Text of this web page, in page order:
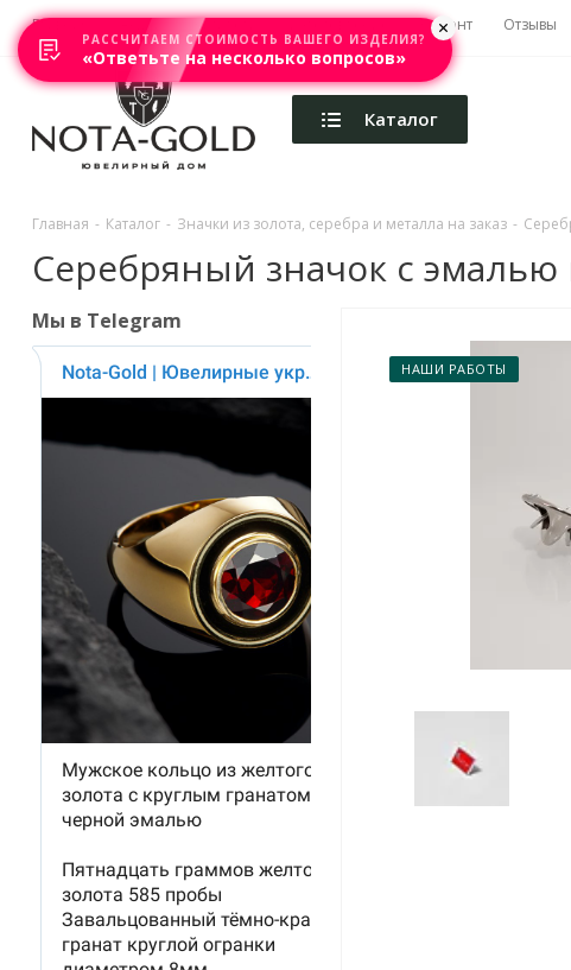
Главная Акции Каталоги Изготовление Ремонт Отзывы
Каталог
Главная - Каталог - Значки из золота, серебра и металла на заказ -
Серебряный значок с
НАШИ РАБОТЫ
Мы в Telegram
РАССЧИТАЕМ СТОИМОСТЬ ВАШЕГО ИЗДЕЛИЯ?
«Ответьте на несколько вопросов»